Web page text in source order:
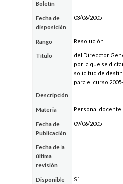
Boletín
Fecha de
disposición
03/06/2005
Rango Resolución
Título
del Direcctor
por la que se
solicitud de
para el curso
Descripción
Materia Personal docente
Fecha de
Publicación
09/06/2005
Fecha de la
última
revisión
Disponible
Sí